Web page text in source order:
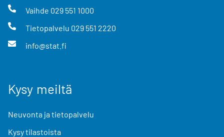
Vaihde 029 551 1000
Tietopalvelu 029 551 2220
info@stat.fi
Kysy meiltä
Neuvonta ja tietopalvelu
Kysy tilastoista